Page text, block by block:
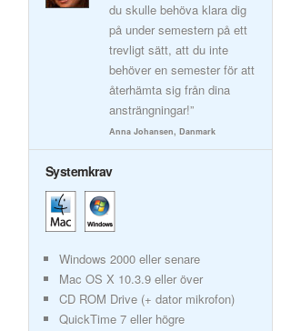
du skulle behöva klara dig
på under semestern på ett
trevligt sätt, att du inte
behöver en semester för att
återhämta sig från dina
ansträngningar!”
Anna Johansen, Danmark
Systemkrav
Windows 2000 eller senare
Mac OS X 10.3.9 eller över
CD ROM Drive (+ dator mikrofon)
QuickTime 7 eller högre